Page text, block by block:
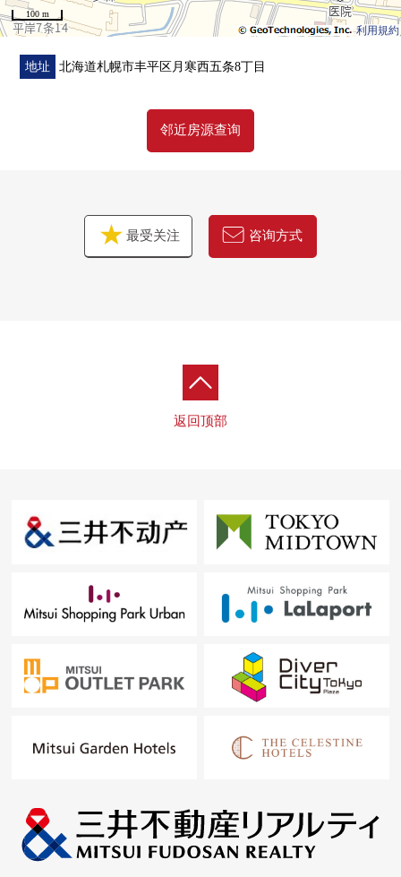
利用規約
100 m
地址 北海道札幌市丰平区月寒西五条8丁目
邻近房源查询
最受关注 咨询方式
返回顶部